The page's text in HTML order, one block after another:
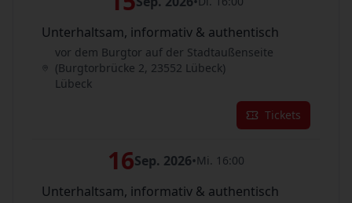
Unterhaltsam, informativ & authentisch
vor dem Burgtor auf der Stadtaußenseite
(Burgtorbrücke 2, 23552 Lübeck)
Lübeck
Tickets
16Sep. 2026•Mi. 16:00
Unterhaltsam, informativ & authentisch